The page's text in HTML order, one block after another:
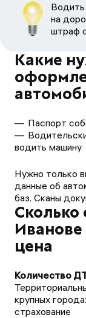
на
штраф
Какие
Паспорт
водить машину
Нужно только
данные об
баз. Сканы
Сколько
Иванове
цена
крупных
страхование